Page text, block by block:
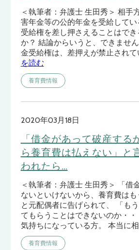
＜執筆者：弁護士 生田秀＞ 相手
害年金等の公的年金を受給して
受給権を差し押さえることはでき
か？ 結論からいうと、できませ
金受給権は、差押えが禁止されて
を読む
養育費情報
2020年03月18日
「借金があって破産する
ら養育費は払えない」と
われたら…
＜執筆者：弁護士 生田秀＞ 「借
ないといけないから、養育費はも
と元配偶者に告げられて、 「も
てもらうことはできないのか・
気持ちになっている方。 本当に
養育費情報